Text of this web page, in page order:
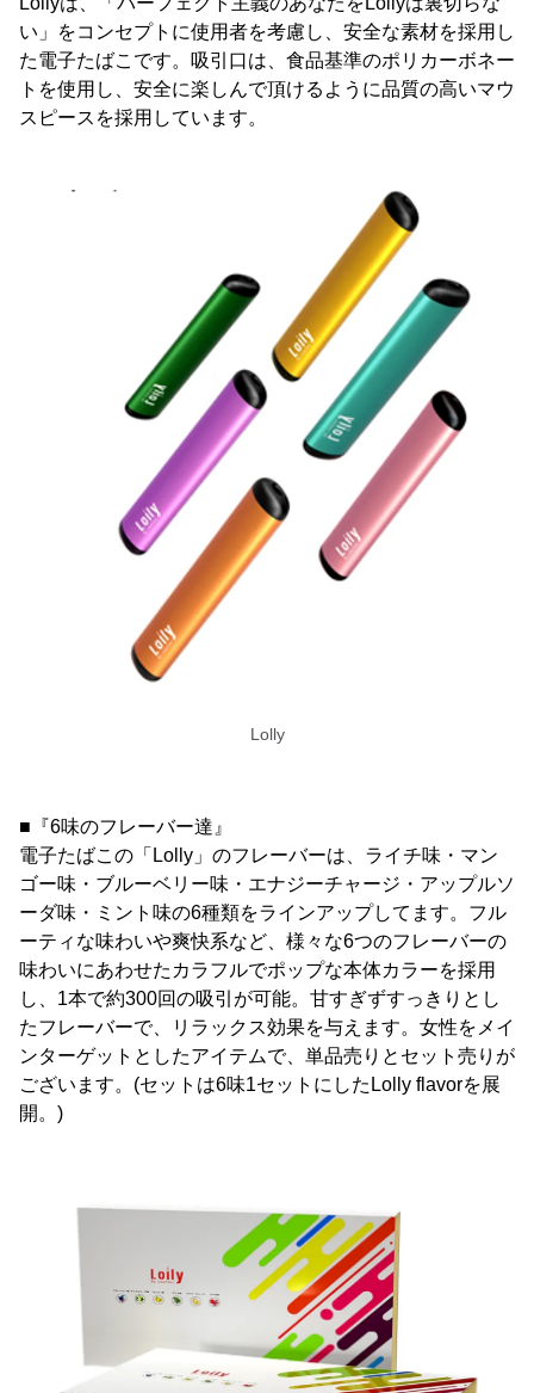
い」をコンセプトに使用者を考慮し、安全な素材を採用し
た電子たばこです。吸引口は、食品基準のポリカーボネー
トを使用し、安全に楽しんで頂けるように品質の高いマウ
スピースを採用しています。
Lolly
■『6味のフレーバー達』
電子たばこの「Lolly」のフレーバーは、ライチ味・マン
ゴー味・ブルーベリー味・エナジーチャージ・アップルソ
ーダ味・ミント味の6種類をラインアップしてます。フル
ーティな味わいや爽快系など、様々な6つのフレーバーの
味わいにあわせたカラフルでポップな本体カラーを採用
し、1本で約300回の吸引が可能。甘すぎずすっきりとし
たフレーバーで、リラックス効果を与えます。女性をメイ
ンターゲットとしたアイテムで、単品売りとセット売りが
ございます。(セットは6味1セットにしたLolly flavorを展
開。)